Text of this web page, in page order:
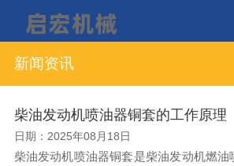
新闻资讯
柴油发动机喷油器铜套的工作原理
日期：2025年08月18日
柴油发动机喷油器铜套是柴油发动机燃油